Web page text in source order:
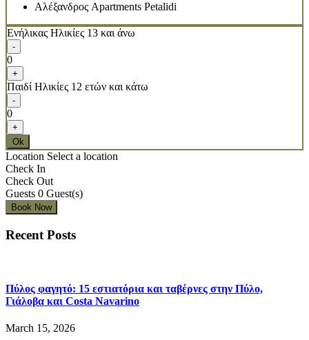
Αλέξανδρος Apartments Petalidi
Ενήλικας Ηλικίες 13 και άνω
-
0
+
Παιδί Ηλικίες 12 ετών και κάτω
-
0
+
Ok
Location Select a location
Check In
Check Out
Guests 0 Guest(s)
Recent Posts
Πύλος φαγητό: 15 εστιατόρια και ταβέρνες στην Πύλο,
Γιάλοβα και Costa Navarino
March 15, 2026